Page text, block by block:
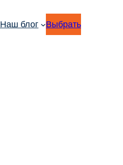
Наш блог Выбрать